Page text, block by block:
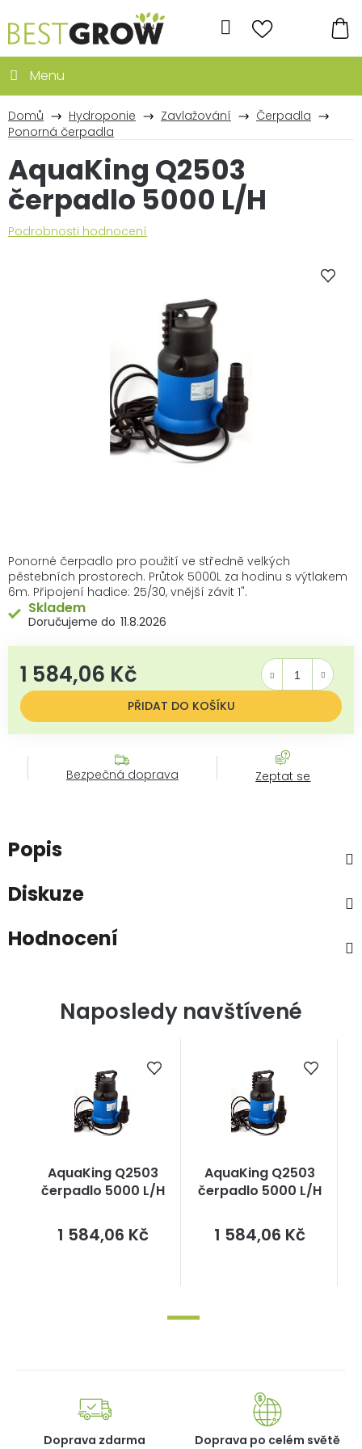
na
obsah
Hledat
Domů Hydroponie Zavlažování
Čerpadla
Ponorná čerpadla
Ponorné čerpadlo pro použití ve středně velkých
pěstebních prostorech. Průtok 5000L za hodinu s výtlakem
6m. Připojení hadice: 25/30, vnější závit 1".
Skladem
11.8.2026
1 584,06 Kč
PŘIDAT DO KOŠÍKU
Bezpečná doprava Zeptat se
AquaKing Q2503
čerpadlo 5000 L/H
Průměrné
Podrobnosti hodnocení
Popis
Diskuze
Hodnocení
Naposledy navštívené
AquaKing Q2503
čerpadlo 5000 L/H
1 584,06 KčMěrná
cena:
AquaKing Q2503
čerpadlo 5000 L/H
1 584,06 KčMěrná
cena:
Doprava zdarma
Doprava po celém světě